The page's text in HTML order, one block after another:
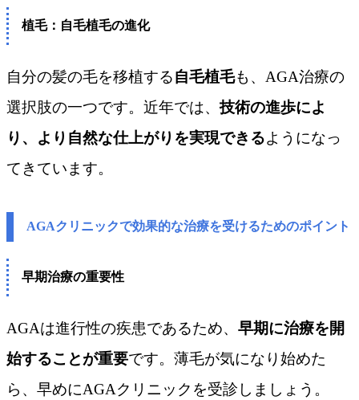
植毛：自毛植毛の進化
自分の髪の毛を移植する自毛植毛も、AGA治療の
選択肢の一つです。近年では、技術の進歩によ
り、より自然な仕上がりを実現できるようになっ
てきています。
AGAクリニックで効果的な治療を受けるためのポイント
早期治療の重要性
AGAは進行性の疾患であるため、 早期に治療を開
始することが重要です。薄毛が気になり始めた
ら、早めにAGAクリニックを受診しましょう。